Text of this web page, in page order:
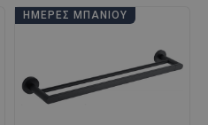
ΗΜΈΡΕΣ ΜΠΆΝΙΟΥ